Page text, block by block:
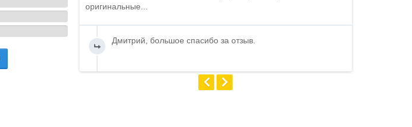
оригинальные...
Дмитрий, большое спасибо за отзыв.